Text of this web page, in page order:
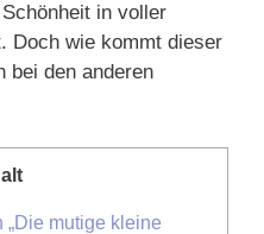
in voller
Doch wie kommt dieser
bei den anderen
mutige kleine